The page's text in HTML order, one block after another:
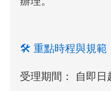
🛠️ 重點時程與規範
受理期間： 自即日